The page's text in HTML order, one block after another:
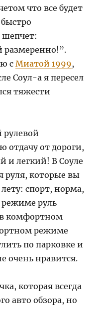
что все будет
шепчет:
размеренно!”.
сМиатой 1999,
Соул-а я пересел
тяжести
рулевой
отдачу от дороги,
и легкий! В Соуле
руля, которые вы
спорт, норма,
руль
комфортном
режиме
по парковке и
очень нравится.
которая всегда
авто обзора, но